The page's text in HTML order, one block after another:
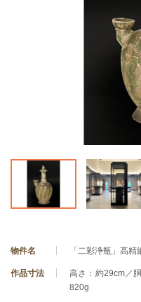
物件名 「二彩浄瓶」高精
作品寸法
高さ：約29cm／
820g